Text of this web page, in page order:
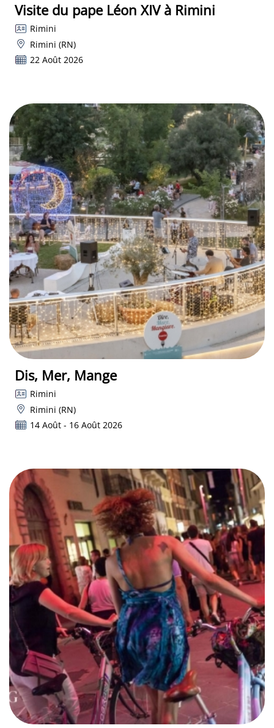
Visite du pape Léon XIV à Rimini
Rimini
Rimini (RN)
22 Août 2026
Dis, Mer, Mange
Rimini
Rimini (RN)
14 Août - 16 Août 2026